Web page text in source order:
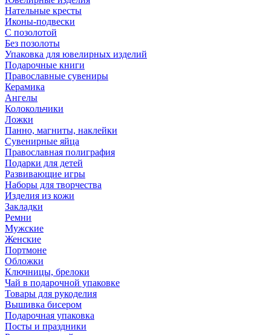
Нательные кресты
Иконы-подвески
С позолотой
Без позолоты
Упаковка для ювелирных изделий
Подарочные книги
Православные сувениры
Керамика
Ангелы
Колокольчики
Ложки
Панно, магниты, наклейки
Сувенирные яйца
Православная полиграфия
Подарки для детей
Развивающие игры
Наборы для творчества
Изделия из кожи
Закладки
Ремни
Мужские
Женские
Портмоне
Обложки
Ключницы, брелоки
Чай в подарочной упаковке
Товары для рукоделия
Вышивка бисером
Подарочная упаковка
Посты и праздники